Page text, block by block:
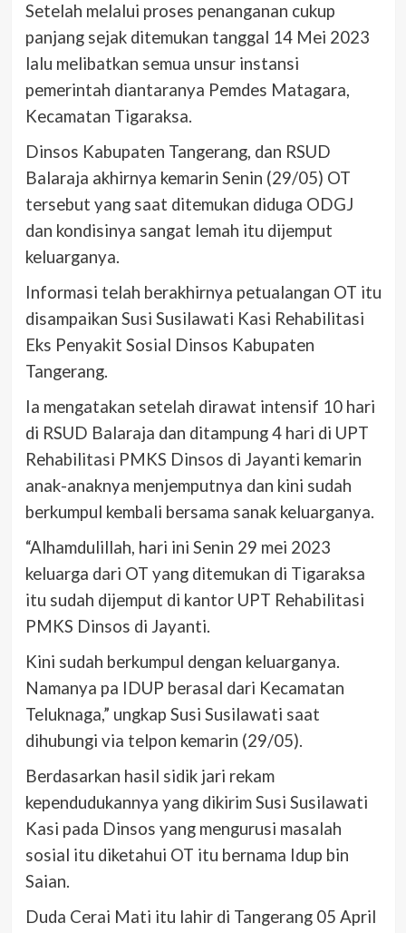
Setelah melalui proses penanganan cukup
panjang sejak ditemukan tanggal 14 Mei 2023
lalu melibatkan semua unsur instansi
pemerintah diantaranya Pemdes Matagara,
Kecamatan Tigaraksa.
Dinsos Kabupaten Tangerang, dan RSUD
Balaraja akhirnya kemarin Senin (29/05) OT
tersebut yang saat ditemukan diduga ODGJ
dan kondisinya sangat lemah itu dijemput
keluarganya.
Informasi telah berakhirnya petualangan OT itu
disampaikan Susi Susilawati Kasi Rehabilitasi
Eks Penyakit Sosial Dinsos Kabupaten
Tangerang.
Ia mengatakan setelah dirawat intensif 10 hari
di RSUD Balaraja dan ditampung 4 hari di UPT
Rehabilitasi PMKS Dinsos di Jayanti kemarin
anak-anaknya menjemputnya dan kini sudah
berkumpul kembali bersama sanak keluarganya.
“Alhamdulillah, hari ini Senin 29 mei 2023
keluarga dari OT yang ditemukan di Tigaraksa
itu sudah dijemput di kantor UPT Rehabilitasi
PMKS Dinsos di Jayanti.
Kini sudah berkumpul dengan keluarganya.
Namanya pa IDUP berasal dari Kecamatan
Teluknaga,” ungkap Susi Susilawati saat
dihubungi via telpon kemarin (29/05).
Berdasarkan hasil sidik jari rekam
kependudukannya yang dikirim Susi Susilawati
Kasi pada Dinsos yang mengurusi masalah
sosial itu diketahui OT itu bernama Idup bin
Saian.
Duda Cerai Mati itu lahir di Tangerang 05 April